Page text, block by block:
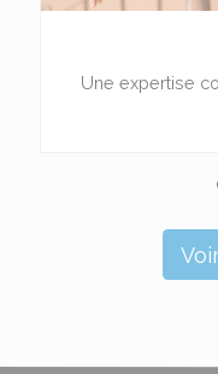
Une expertise